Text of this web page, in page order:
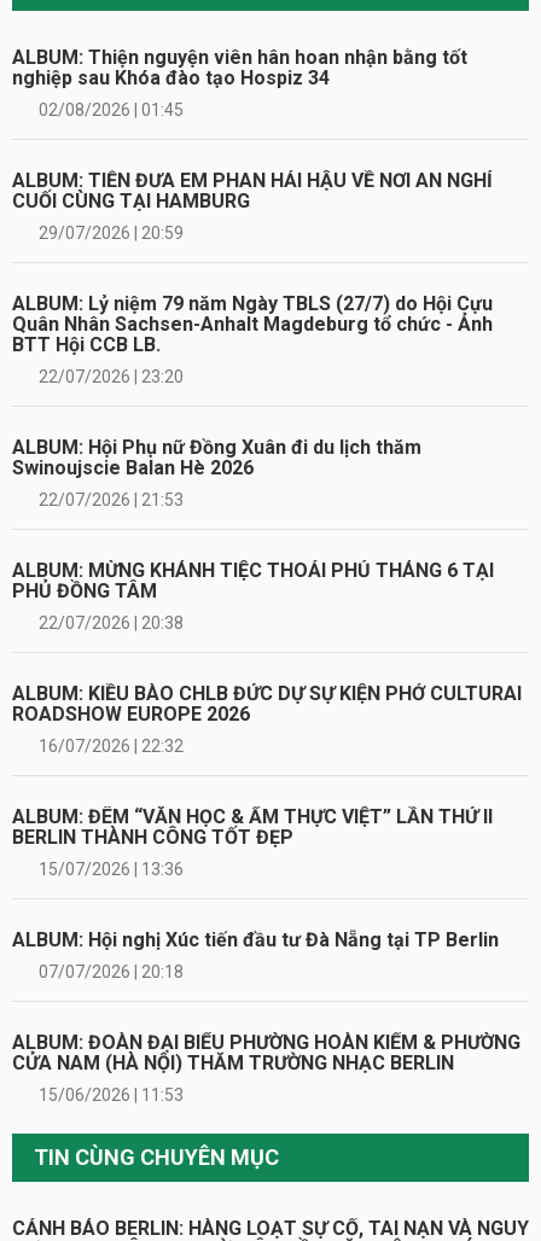
ALBUM: Thiện nguyện viên hân hoan nhận bằng tốt
nghiệp sau Khóa đào tạo Hospiz 34
02/08/2026 | 01:45
ALBUM: TIỄN ĐƯA EM PHAN HẢI HẬU VỀ NƠI AN NGHỈ
CUỐI CÙNG TẠI HAMBURG
29/07/2026 | 20:59
ALBUM: Lỷ niệm 79 năm Ngày TBLS (27/7) do Hội Cựu
Quân Nhân Sachsen-Anhalt Magdeburg tổ chức - Ảnh
BTT Hội CCB LB.
22/07/2026 | 23:20
ALBUM: Hội Phụ nữ Đồng Xuân đi du lịch thăm
Swinoujscie Balan Hè 2026
22/07/2026 | 21:53
ALBUM: MỪNG KHÁNH TIỆC THOẢI PHỦ THÁNG 6 TẠI
PHỦ ĐỒNG TÂM
22/07/2026 | 20:38
ALBUM: KIỀU BÀO CHLB ĐỨC DỰ SỰ KIỆN PHỞ CULTURAI
ROADSHOW EUROPE 2026
16/07/2026 | 22:32
ALBUM: ĐÊM “VĂN HỌC & ẨM THỰC VIỆT” LẦN THỨ II
BERLIN THÀNH CÔNG TỐT ĐẸP
15/07/2026 | 13:36
ALBUM: Hội nghị Xúc tiến đầu tư Đà Nẵng tại TP Berlin
07/07/2026 | 20:18
ALBUM: ĐOÀN ĐẠI BIỂU PHƯỜNG HOÀN KIẾM & PHƯỜNG
CỬA NAM (HÀ NỘI) THĂM TRƯỜNG NHẠC BERLIN
15/06/2026 | 11:53
TIN CÙNG CHUYÊN MỤC
CẢNH BÁO BERLIN: HÀNG LOẠT SỰ CỐ, TAI NẠN VÀ NGUY